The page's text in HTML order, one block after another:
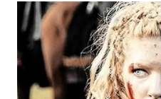
WN
BOROBUDUR
WN
MADURA